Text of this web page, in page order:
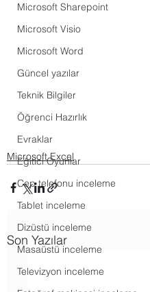
Microsoft Sharepoint
Microsoft Visio
Microsoft Word
Güncel yazılar
Teknik Bilgiler
Öğrenci Hazırlık
Evraklar
Eğitici Oyunlar
Cep telefonu inceleme
Tablet inceleme
Dizüstü inceleme
Masaüstü inceleme
Televizyon inceleme
Microsoft Excel
Son Yazılar